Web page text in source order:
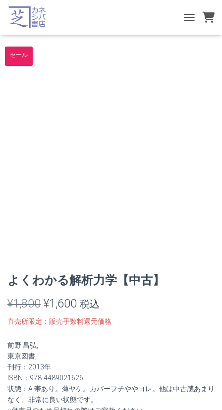
TOGGLE
セール
よくわかる解析力学【中古】
¥1,800 元
の
は
¥1,800
¥1,600 現
在
格
は
税込
直売所限定：販売手数料還元価格
前野 昌弘,
東京図書,
刊行：2013年
ISBN：978-4489021626
状態：A 帯あり。薄ヤケ。カバーフチややヨレ。他は中古感あまり
なく、非常に良い状態です。